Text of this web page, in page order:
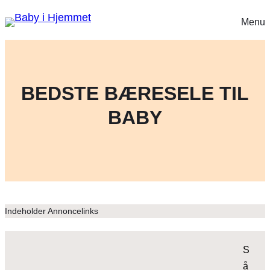
Menu
BEDSTE BÆRESELE TIL
BABY
Indeholder Annoncelinks
S
å